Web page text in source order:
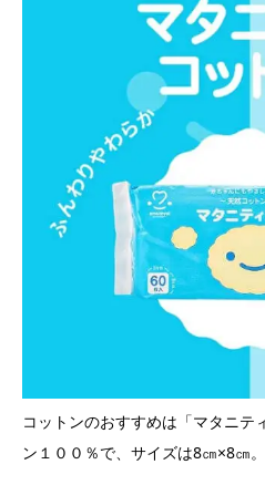
コットンのおすすめは「マタニテ
ン１００％で、サイズは8㎝×8㎝。